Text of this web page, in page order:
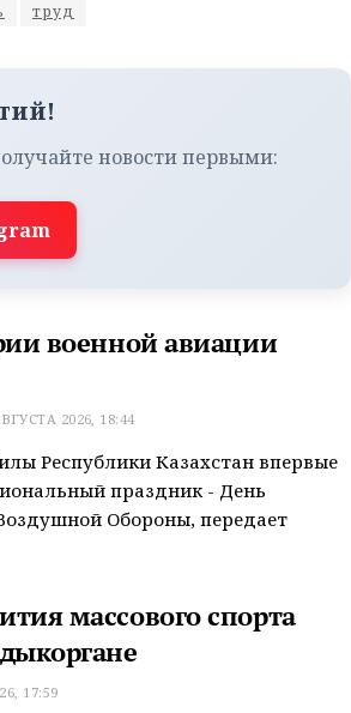
труд
новости первыми:
военной авиации
2026, 18:44
Республики Казахстан впервые
праздник - День
Обороны, передает
массового спорта
17:59